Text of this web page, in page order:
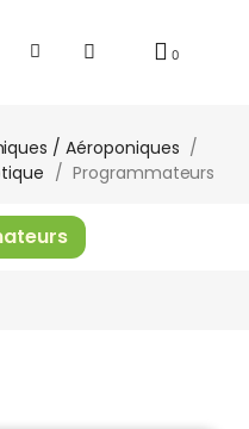
/ Aéroponiques
Programmateurs